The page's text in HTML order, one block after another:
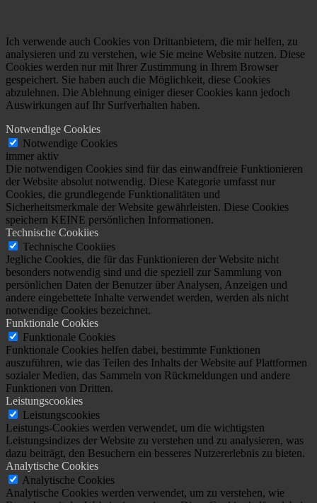
Ich verwende auch Cookies von Drittanbietern, die mir helfen, zu
analysieren und zu verstehen, wie Sie meine Website nutzen. Diese
Cookies werden nur mit Ihrer Zustimmung in Ihrem Browser
gespeichert. Sie haben auch die Möglichkeit, diese Cookies
abzulehnen. Die Ablehnung einiger dieser Cookies kann jedoch
Auswirkungen auf Ihr Surfverhalten haben.
Notwendige Cookies
Notwendige Cookies
immer aktiv
Die notwendigen Cookies sind für das einwandfreie Funktionieren
der Website absolut notwendig. Diese Kategorie umfasst nur
Cookies, die grundlegende Funktionalitäten und
Sicherheitsmerkmale der Website gewährleisten. Diese Cookies
speichern KEINE persönlichen Informationen.
Technische Cookiies
Technische Cookiies
Jegliche Cookies, die für das Funktionieren der Website nicht
besonders notwendig sind und die speziell zur Sammlung von
persönlichen Daten der Benutzer über Analysen, Anzeigen und
andere eingebettete Inhalte verwendet werden, werden als nicht
notwendige Cookies bezeichnet.
Funktionale Cookies
Funktionale Cookies
Funktionale Cookies helfen dabei, bestimmte Funktionen
auszuführen, wie das Teilen des Inhalts der Website auf Plattformen
sozialer Medien, das Sammeln von Rückmeldungen und andere
Funktionen von Dritten.
Leistungscookies
Leistungscookies
Leistungs-Cookies werden verwendet, um die wichtigsten
Leistungsindizes der Website zu verstehen und zu analysieren, was
dazu beiträgt, den Besuchern ein besseres Nutzererlebnis zu bieten.
Analytische Cookies
Analytische Cookies
Analytische Cookies werden verwendet, um zu verstehen, wie